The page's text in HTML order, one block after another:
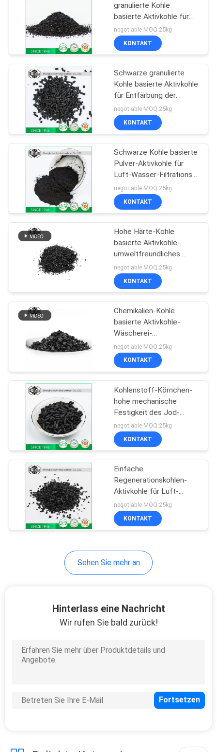
NACHRICHTEN
SITEMAP
PRIVACY
POLICY
Granulierte
Aktivkohle
Nahrungsmittelgrad-
Aktivkohle
21
Imprägnierte
Aktivkohle
Schwarzes
Lösliche
Wiederaufnahme-
Aktivkohle
Aktivkohle auf
Aktivkohle
granulierte Kohle
basierte Aktivkohle für
organische Flüssigkeiten
mit mit niedrigem pH-
Wert
negotiable MOQ:25kg
KONTAKT
Schwarze granulierte
Kohle basierte Aktivkohle
für Entfärbung der
Nahrung
negotiable MOQ:25kg
KONTAKT
Schwarze Kohle basierte
Pulver-Aktivkohle für
Luft-Wasser-Filtrations-
System
negotiable MOQ:25kg
KONTAKT
Hohe Härte-Kohle
basierte Aktivkohle-
umweltfreundliches
8X16 Aschegehalt 5 18%
negotiable MOQ:25kg
KONTAKT
Chemikalien-Kohle
basierte Aktivkohle-
Wäscherei-
Wasserbehandlungs-
Krankenhaus-Hotels
64365 11 3
negotiable MOQ:25kg
KONTAKT
Kohlenstoff-Körnchen-
hohe mechanische
Festigkeit des Jod-
1000mg/G für lösliche
Wiederaufnahme
negotiable MOQ:25kg
KONTAKT
Einfache
Regenerationskohlen-
Aktivkohle für Luft-
Wasser-Filtrations-
System
negotiable MOQ:25kg
KONTAKT
Sehen Sie mehr an
Hinterlass eine Nachricht
Wir rufen Sie bald zurück!